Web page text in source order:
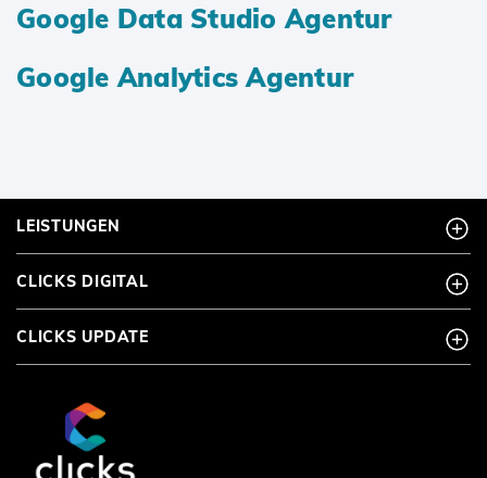
Google Data Studio Agentur
Google Analytics Agentur
LEISTUNGEN
CLICKS DIGITAL
CLICKS UPDATE